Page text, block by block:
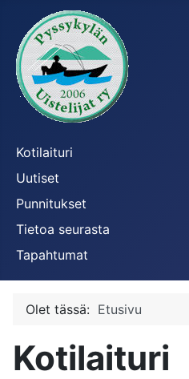
Kotilaituri
Uutiset
Punnitukset
Tietoa seurasta
Tapahtumat
Olet tässä: Etusivu
Kotilaituri